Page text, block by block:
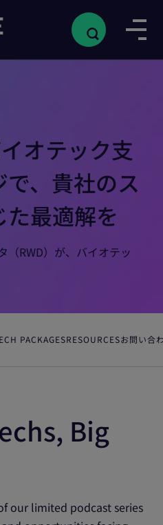
オテック支
、貴社のス
た最適解を
（RWD）が、バイオテッ
PACKAGESRESOURCESお問い合
Big
our limited podcast series